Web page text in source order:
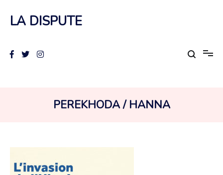
contenu
LA DISPUTE
AUTEUR :
PEREKHODA / HANNA